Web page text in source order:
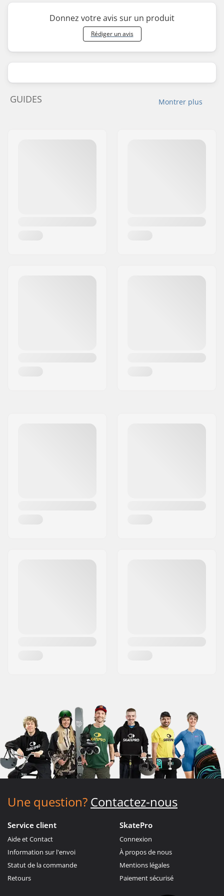
Donnez votre avis sur un produit
Rédiger un avis
Montrer plus
GUIDES
Une question? Contactez-nous
Service client
Aide et Contact
Information sur l'envoi
Statut de la commande
Retours
SkatePro
Connexion
À propos de nous
Mentions légales
Paiement sécurisé